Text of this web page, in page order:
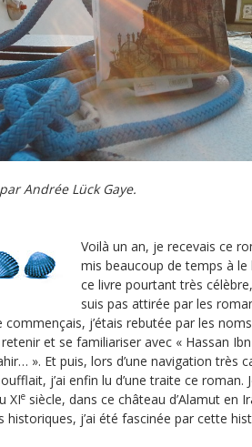
Andrée Lück Gaye.
Voilà un an, je recevais ce
mis beaucoup de temps à le
ce livre pourtant très
suis pas attirée par les
commençais, j’étais rebutée par les
et se familiariser avec « Hassan
». Et puis, lors d’une navigation très
j’ai enfin lu d’une traite ce roman.
XIe siècle, dans ce château d’Alamut en
historiques, j’ai été fascinée par cette